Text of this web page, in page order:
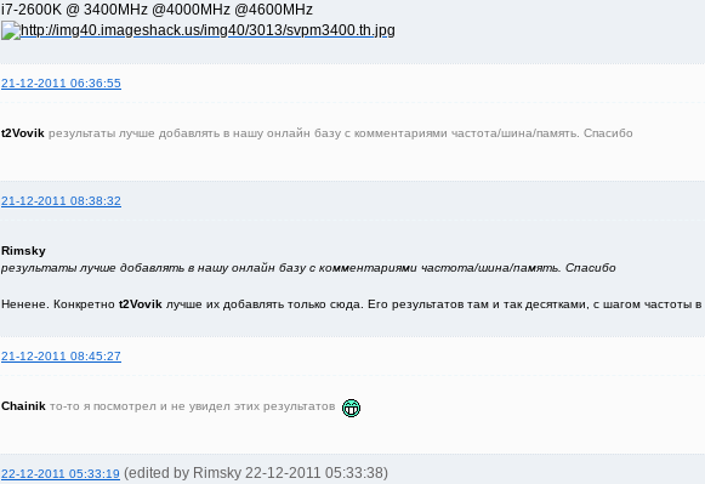
i7-2600K @ 3400MHz @4000MHz @4600MHz
21-12-2011 06:36:55
t2Vovik результаты лучше добавлять в нашу онлайн базу с комментариями частота/шина/память. Спасибо
21-12-2011 08:38:32
Rimsky
результаты лучше добавлять в нашу онлайн базу с комментариями частота/шина/память. Спасибо
Ненене. Конкретно t2Vovik лучше их добавлять только сюда. Его результатов там и так десятками, с шагом частоты
21-12-2011 08:45:27
Chainik то-то я посмотрел и не увидел этих результатов
22-12-2011 05:33:19 (edited by Rimsky 22-12-2011 05:33:38)